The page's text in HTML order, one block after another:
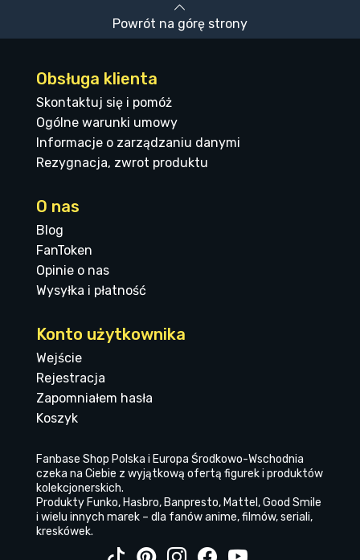
Powrót na górę strony
Obsługa klienta
Skontaktuj się i pomóż
Ogólne warunki umowy
Informacje o zarządzaniu danymi
Rezygnacja, zwrot produktu
O nas
Blog
FanToken
Opinie o nas
Wysyłka i płatność
Konto użytkownika
Wejście
Rejestracja
Zapomniałem hasła
Koszyk
Fanbase Shop Polska i Europa Środkowo-Wschodnia
czeka na Ciebie z wyjątkową ofertą figurek i produktów
kolekcjonerskich.
Produkty Funko, Hasbro, Banpresto, Mattel, Good Smile
i wielu innych marek – dla fanów anime, filmów, seriali,
kreskówek.